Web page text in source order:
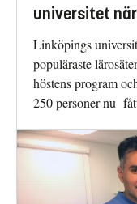
universitet
Linköpings
populäraste
höstens program
250 personer nu